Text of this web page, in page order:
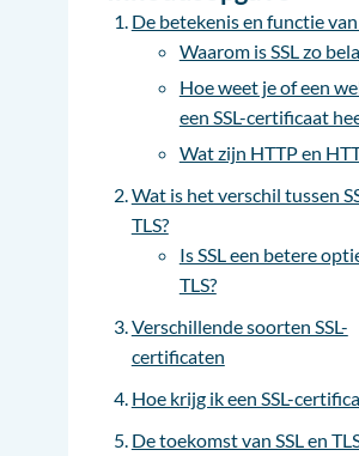
De betekenis en functie van
Waarom is SSL zo
Hoe weet je of een
een SSL-certificaat
Wat zijn HTTP en
Wat is het verschil tussen
TLS?
Is SSL een betere
TLS?
Verschillende soorten SSL-
certificaten
Hoe krijg ik een SSL-
De toekomst van SSL en